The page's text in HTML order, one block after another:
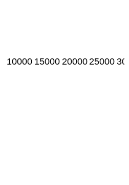
10000 15000 2000025000